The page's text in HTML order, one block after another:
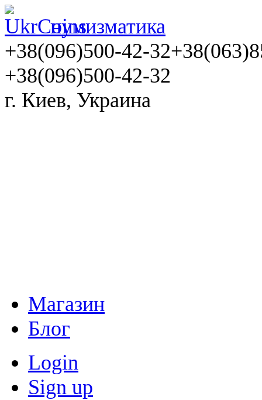
нумизматика
+38(096)500-42-32
+38(096)500-42-32
г. Киев, Украина
Магазин
Блог
Login
Sign up